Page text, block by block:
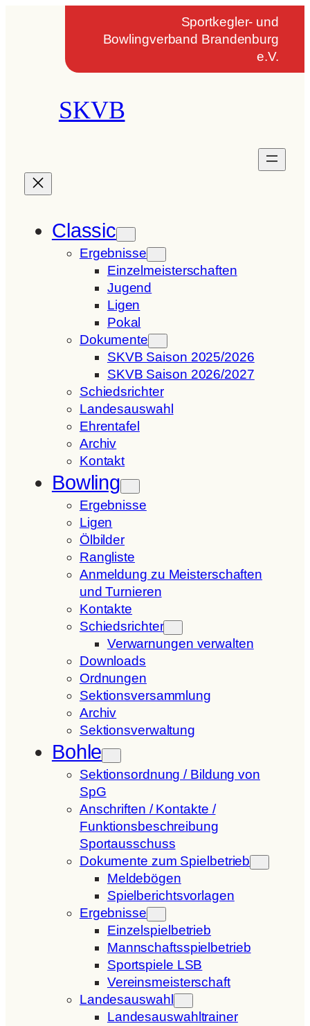
Sportkegler- und
Bowlingverband Brandenburg
e.V.
SKVB
Classic
Ergebnisse
Einzelmeisterschaften
Jugend
Ligen
Pokal
Dokumente
SKVB Saison 2025/2026
SKVB Saison 2026/2027
Schiedsrichter
Landesauswahl
Ehrentafel
Archiv
Kontakt
Bowling
Ergebnisse
Ligen
Ölbilder
Rangliste
Anmeldung zu Meisterschaften
und Turnieren
Kontakte
Schiedsrichter
Verwarnungen verwalten
Downloads
Ordnungen
Sektionsversammlung
Archiv
Sektionsverwaltung
Bohle
Sektionsordnung / Bildung von
SpG
Anschriften / Kontakte /
Funktionsbeschreibung
Sportausschuss
Dokumente zum Spielbetrieb
Meldebögen
Spielberichtsvorlagen
Ergebnisse
Einzelspielbetrieb
Mannschaftsspielbetrieb
Sportspiele LSB
Vereinsmeisterschaft
Landesauswahl
Landesauswahltrainer